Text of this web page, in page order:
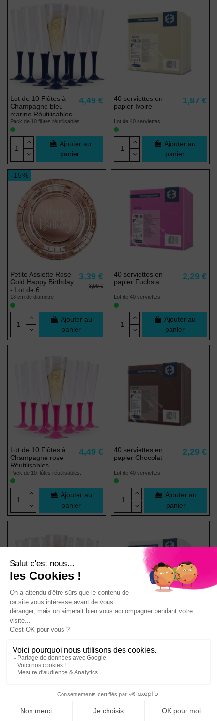
Lot de 10 Flûtes à
Champagne bleu
marine Réutilisables
4,49 €
Pack de 10 flûtes réutilisables.
Ajouter au
panier
40 serviettes en
papier Ivoire
1,87 €
Lot de 40 serviettes.
Ajouter au
panier
-15%
Petite Assiette Rose
Gold Happy Birthday
- Lot de 6
3,39 €
3,99 €
18 cm de diamètre
Ajouter au
panier
40 serviettes en
papier Fuchsia
2,29 €
Lot de 40 serviettes.
Ajouter au
panier
Lot de 10 Flûtes à
Champagne rose
Réutilisables
4,49 €
Pack de 10 flûtes réutilisables.
Ajouter au
panier
40 serviettes en
papier Chocolat
2,29 €
Lot de 40 serviettes.
Ajouter au
panier
Lot de 10 Flûtes à
Champagne rouge
Pack de 10 flûtes réutilisables.
Ajouter au
Lot de 40 serviettes.